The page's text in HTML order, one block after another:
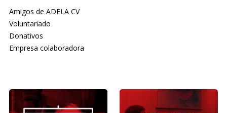
Amigos de ADELA CV
Voluntariado
Donativos
Empresa colaboradora